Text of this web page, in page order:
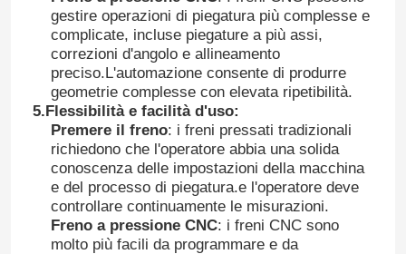
Casa.
Prodotti
Chi Siamo
gestire operazioni di piegatura più complesse e
complicate, incluse piegature a più assi,
correzioni d'angolo e allineamento
preciso.L'automazione consente di produrre
geometrie complesse con elevata ripetibilità.
5. Flessibilità e facilità d'uso:
Premere il freno: i freni pressati tradizionali
richiedono che l'operatore abbia una solida
conoscenza delle impostazioni della macchina
e del processo di piegatura.e l'operatore deve
controllare continuamente le misurazioni.
Freno a pressione CNC: i freni CNC sono
molto più facili da programmare e da